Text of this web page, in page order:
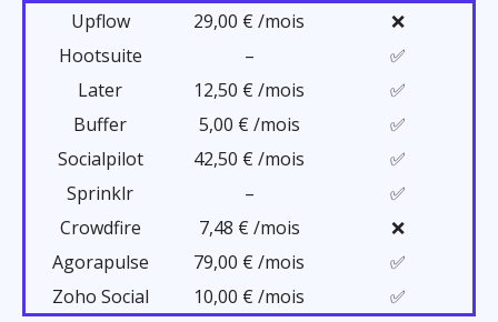
Upflow 29,00 € /mois
❌
Hootsuite
–
✅
Later
12,50 € /mois
✅
Buffer
5,00 € /mois
✅
Socialpilot
42,50 € /mois
✅
Sprinklr
–
✅
Crowdfire
7,48 € /mois
❌
Agorapulse
79,00 € /mois
✅
Zoho Social
10,00 € /mois ✅